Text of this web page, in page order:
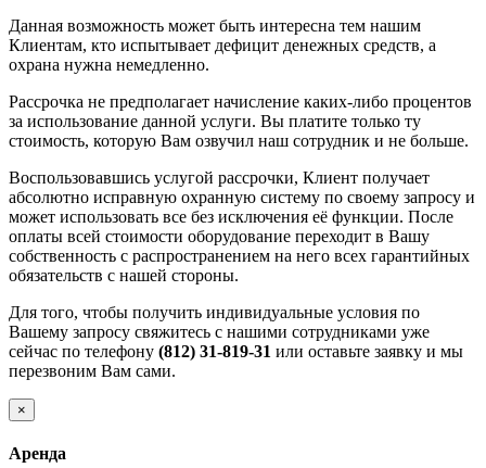
Данная возможность может быть интересна тем нашим
Клиентам, кто испытывает дефицит денежных средств, а
охрана нужна немедленно.
Рассрочка не предполагает начисление каких-либо процентов
за использование данной услуги. Вы платите только ту
стоимость, которую Вам озвучил наш сотрудник и не больше.
Воспользовавшись услугой рассрочки, Клиент получает
абсолютно исправную охранную систему по своему запросу и
может использовать все без исключения её функции. После
оплаты всей стоимости оборудование переходит в Вашу
собственность с распространением на него всех гарантийных
обязательств с нашей стороны.
Для того, чтобы получить индивидуальные условия по
Вашему запросу свяжитесь с нашими сотрудниками уже
сейчас по телефону (812) 31-819-31 или оставьте заявку и мы
перезвоним Вам сами.
×
Аренда